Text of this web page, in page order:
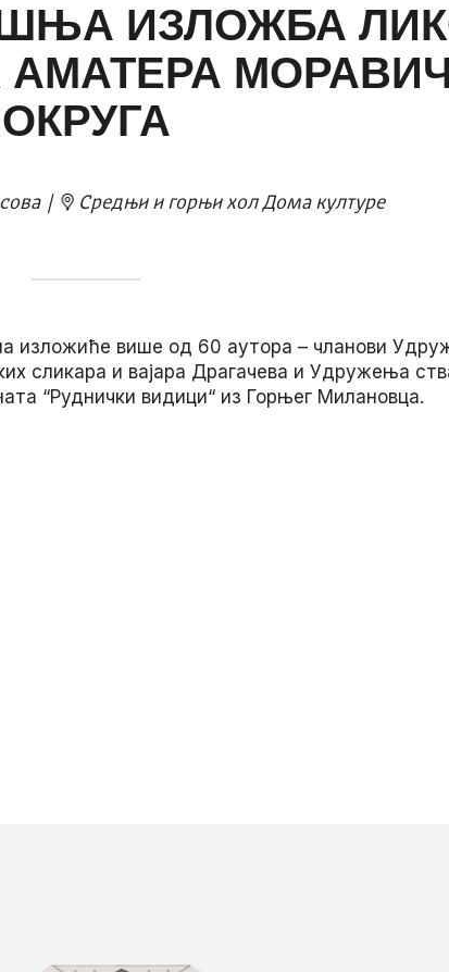
ИЗЛОЖБА
ОКРУГА
Средњи и горњи хол Дома културе
изложиће више од 60 аутора – чланови
сликара и вајара Драгачева и Удружења
“Руднички видици“ из Горњег Милановца.